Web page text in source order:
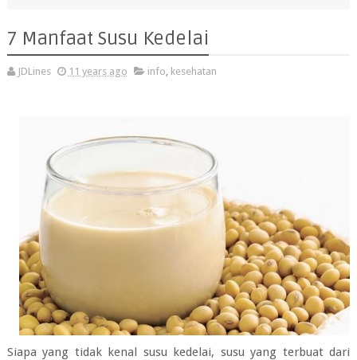
7 Manfaat Susu Kedelai
JDLines 11 years ago info, kesehatan
Siapa yang tidak kenal susu kedelai, susu yang terbuat dari